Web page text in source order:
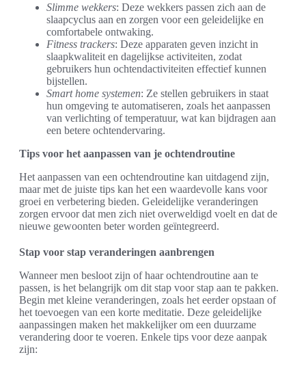
Slimme wekkers: Deze wekkers passen zich aan de
slaapcyclus aan en zorgen voor een geleidelijke en
comfortabele ontwaking.
Fitness trackers: Deze apparaten geven inzicht in
slaapkwaliteit en dagelijkse activiteiten, zodat
gebruikers hun ochtendactiviteiten effectief kunnen
bijstellen.
Smart home systemen: Ze stellen gebruikers in staat
hun omgeving te automatiseren, zoals het aanpassen
van verlichting of temperatuur, wat kan bijdragen aan
een betere ochtendervaring.
Tips voor het aanpassen van je ochtendroutine
Het aanpassen van een ochtendroutine kan uitdagend zijn,
maar met de juiste tips kan het een waardevolle kans voor
groei en verbetering bieden. Geleidelijke veranderingen
zorgen ervoor dat men zich niet overweldigd voelt en dat de
nieuwe gewoonten beter worden geïntegreerd.
Stap voor stap veranderingen aanbrengen
Wanneer men besloot zijn of haar ochtendroutine aan te
passen, is het belangrijk om dit stap voor stap aan te pakken.
Begin met kleine veranderingen, zoals het eerder opstaan of
het toevoegen van een korte meditatie. Deze geleidelijke
aanpassingen maken het makkelijker om een duurzame
verandering door te voeren. Enkele tips voor deze aanpak
zijn: